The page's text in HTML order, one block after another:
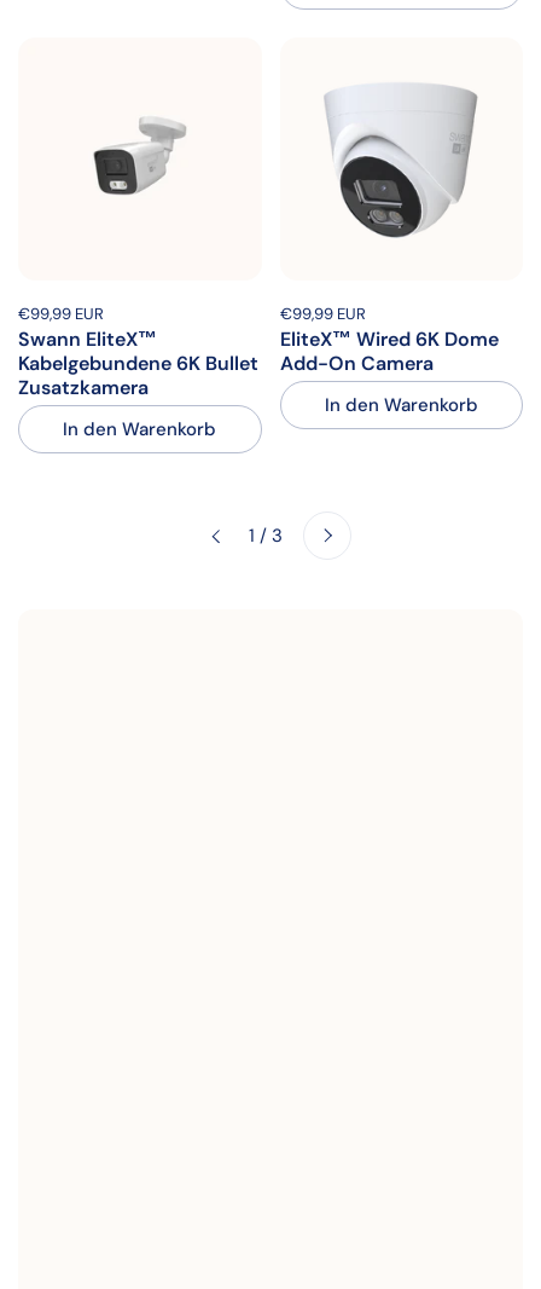
Preis:
€99,99 EUR
Swann EliteX™
Kabelgebundene 6K Bullet
Zusatzkamera
In den Warenkorb
Preis:
€99,99 EUR
EliteX™ Wired 6K Dome
Add-On Camera
In den Warenkorb
Zurück 1 / 3 Weiter